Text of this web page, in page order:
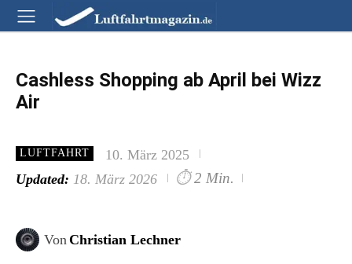
Cashless Shopping ab April bei Wizz
Air
LUFTFAHRT
10. März 2025
Updated: 18. März 2026 ⏱ 2 Min.
VonChristian Lechner